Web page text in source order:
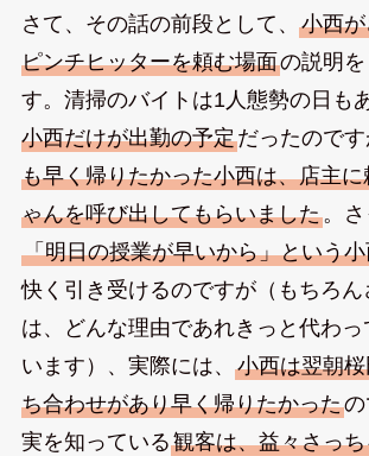
さて、その話の前段として、 小西
ピンチヒッターを頼む場面の説明を
す。清掃のバイトは1人態勢の日もあ
小西だけが出勤の予定だったのです
も早く帰りたかった小西は、店主
ゃんを呼び出してもらいました。さ
「明日の授業が早いから」という
快く引き受けるのですが（もちろん
は、どんな理由であれきっと代わ
います）、実際には、 小西は翌朝
ち合わせがあり早く帰りたかった
実を知っている観客は、益々さっ